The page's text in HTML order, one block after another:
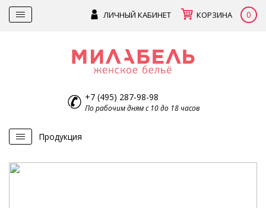
ЛИЧНЫЙ КАБИНЕТ КОРЗИНА 0
+7 (495) 287-98-98
По рабочим дням с 10 до 18 часов
Продукция